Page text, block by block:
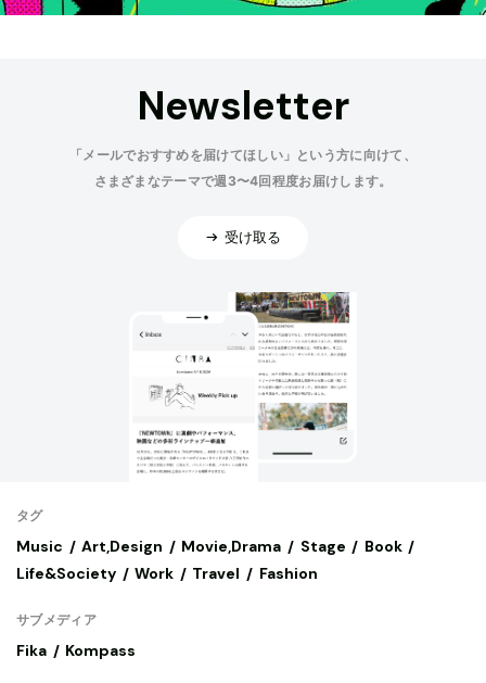
Newsletter
「メールでおすすめを届けてほしい」という方に向けて、
さまざまなテーマで週3〜4回程度お届けします。
受け取る
タグ
Music Art,Design Movie,Drama Stage
Book
Life&Society
Work Travel Fashion
サブメディア
Fika Kompass